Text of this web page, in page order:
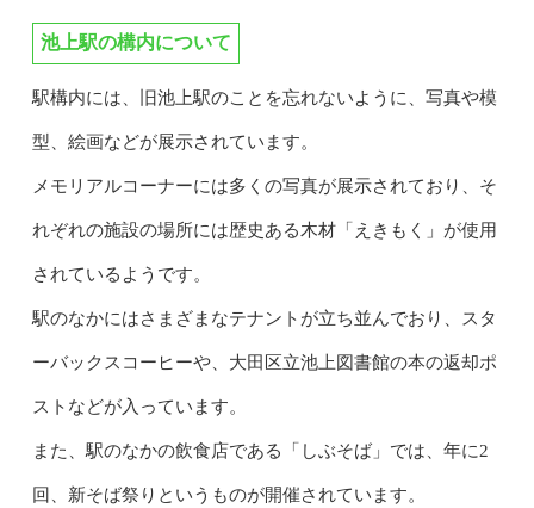
池上駅の構内について
駅構内には、旧池上駅のことを忘れないように、写真や模
型、絵画などが展示されています。
メモリアルコーナーには多くの写真が展示されており、そ
れぞれの施設の場所には歴史ある木材「えきもく」が使用
されているようです。
駅のなかにはさまざまなテナントが立ち並んでおり、スタ
ーバックスコーヒーや、大田区立池上図書館の本の返却ポ
ストなどが入っています。
また、駅のなかの飲食店である「しぶそば」では、年に2
回、新そば祭りというものが開催されています。